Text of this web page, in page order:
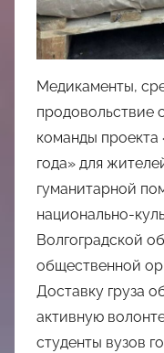
Медикаменты,
продовольствие
команды
года» для
гуманитарной
национально-
Волгоградской
общественной
Доставку груза
активную
студенты вузов